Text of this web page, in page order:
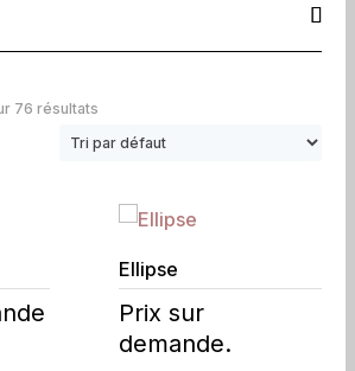
76 résultats
Ellipse
Prix sur
demande.